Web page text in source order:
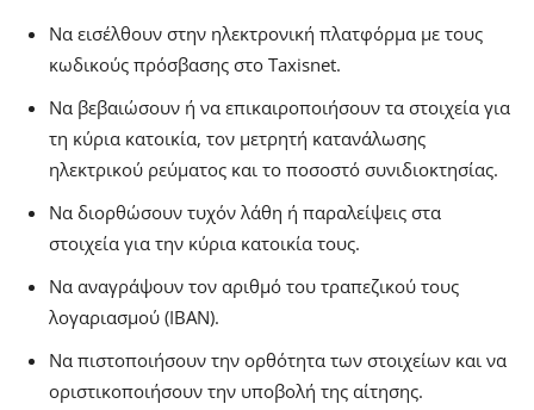
Να εισέλθουν στην ηλεκτρονική πλατφόρμα με τους
κωδικούς πρόσβασης στο Taxisnet.
Να βεβαιώσουν ή να επικαιροποιήσουν τα στοιχεία για
τη κύρια κατοικία, τον μετρητή κατανάλωσης
ηλεκτρικού ρεύματος και το ποσοστό συνιδιοκτησίας.
Να διορθώσουν τυχόν λάθη ή παραλείψεις στα
στοιχεία για την κύρια κατοικία τους.
Να αναγράψουν τον αριθμό του τραπεζικού τους
λογαριασμού (IBAN).
Να πιστοποιήσουν την ορθότητα των στοιχείων και να
οριστικοποιήσουν την υποβολή της αίτησης.